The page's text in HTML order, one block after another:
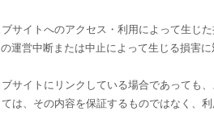
サイトへのアクセス・利用によって生じ
運営中断または中止によって生じる損害
サイトにリンクしている場合であっても
は、その内容を保証するものではなく、